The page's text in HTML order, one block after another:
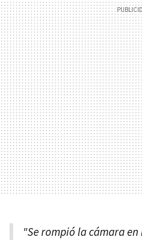
"Se rompió la cámara